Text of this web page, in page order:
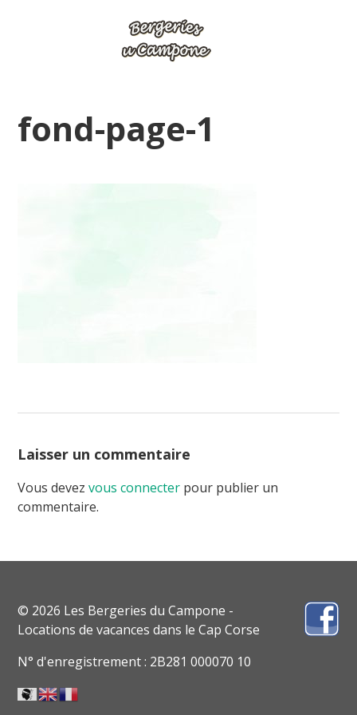
fond-page-1
Laisser un commentaire
Vous devezvous connecter pour publier un
commentaire.
© 2026 Les Bergeries du Campone -
Locations de vacances dans le Cap Corse
N° d'enregistrement : 2B281 000070 10